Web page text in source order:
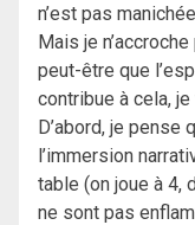
n’est pas
Mais je
peut-être que
contribue à cela,
D’abord, je
l’immersion
table (on joue à 4,
ne sont pas